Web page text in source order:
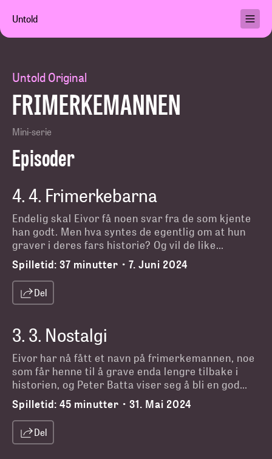
Untold
Hjelp
Kjøp abonnement
Untold Original
FRIMERKEMANNEN
Mini-serie
Episoder
4.4. Frimerkebarna
Endelig skal Eivor få noen svar fra de som kjente
han godt. Men hva syntes de egentlig om at hun
graver i deres fars historie? Og vil de like
fremføringen fra Wolfgang Plagge?
Spilletid:37 minutter • 7. Juni 2024
Del
3.3. Nostalgi
Eivor har nå fått et navn på frimerkemannen, noe
som får henne til å grave enda lengre tilbake i
historien, og Peter Batta viser seg å bli en god
kilde her. Han leder henne tilfeldigvis til en dame
som heter Elisabeth, og hun husker en episode fra
Ullevål skole. Eivor snakker også med tidligere
professor i sosiologi, Ivar Frønes, om
Spilletid:45 minutter • 31. Mai 2024
Del